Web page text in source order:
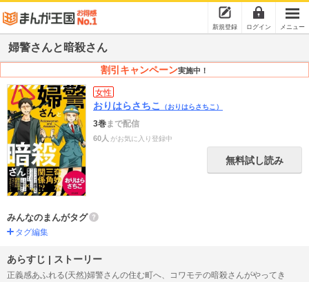
新規登録 ログイン メニュー
婦警さんと暗殺さん
割引キャンペーン実施中！
女性
おりはらさちこ （おりはらさちこ）
3巻まで配信
60人 がお気に入り登録中
無料試し読み
みんなのまんがタグ
タグ編集
あらすじ | ストーリー
正義感あふれる(天然)婦警さんの住む町へ、コワモテの暗殺さんがやってき